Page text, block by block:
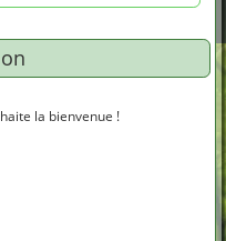
la bienvenue !